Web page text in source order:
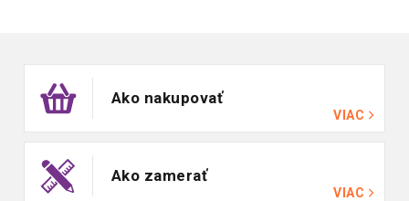
Ako nakupovať
VIAC
Ako zamerať
VIAC